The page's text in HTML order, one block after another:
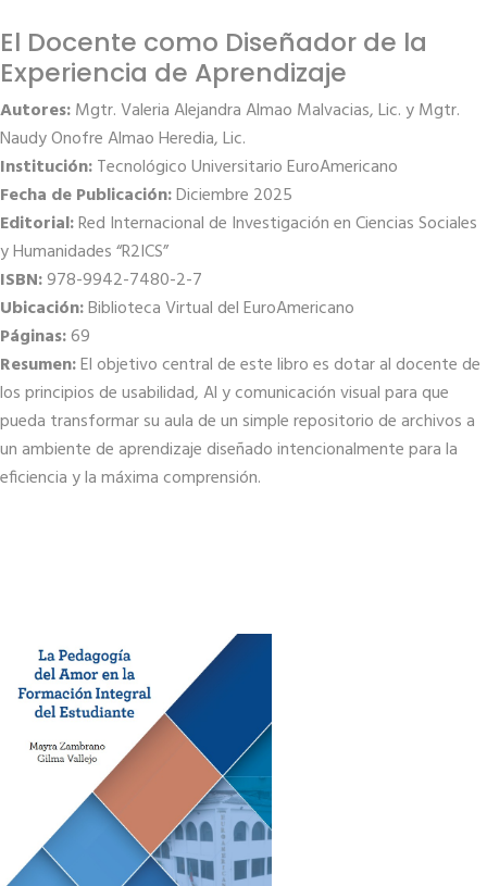
El Docente como Diseñador de la
Experiencia de Aprendizaje
Autores:Mgtr. Valeria Alejandra Almao Malvacias, Lic. y Mgtr.
Naudy Onofre Almao Heredia, Lic.
Institución:Tecnológico Universitario EuroAmericano
Fecha de Publicación:Diciembre 2025
Editorial:Red Internacional de Investigación en Ciencias Sociales
y Humanidades “R2ICS”
ISBN:978-9942-7480-2-7
Ubicación:Biblioteca Virtual del EuroAmericano
Páginas:69
Resumen:El objetivo central de este libro es dotar al docente de
los principios de usabilidad, Al y comunicación visual para que
pueda transformar su aula de un simple repositorio de archivos a
un ambiente de aprendizaje diseñado intencionalmente para la
eficiencia y la máxima comprensión.